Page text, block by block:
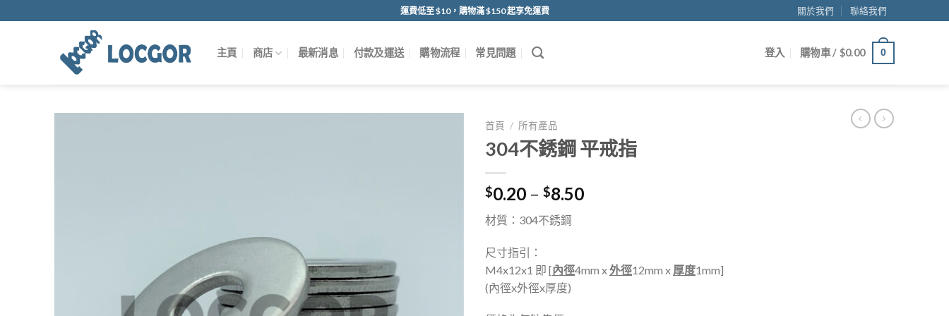
to
運費低至 $10，購物滿 $150 起享免運費 關於我們 聯絡我們
主頁 商店 最新消息 付款及運送 購物流程 常見問題 登入 購物車 / $0.00 0
首頁 / 所有產品
304不銹鋼 平戒指
$0.20 – $8.50
材質：304不銹鋼
尺寸指引：
M4x12x1 即 [內徑4mm x外徑12mm x 厚度1mm]
(內徑x外徑x厚度)